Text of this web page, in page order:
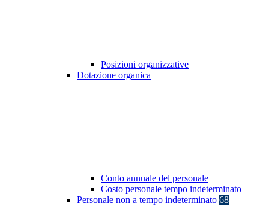
Posizioni organizzative
Dotazione organica
Conto annuale del personale
Costo personale tempo indeterminato
Personale non a tempo indeterminato 68